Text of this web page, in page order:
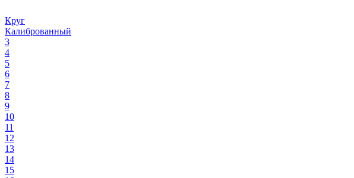
Круг
Калиброванный
3
4
5
6
7
8
9
10
11
12
13
14
15